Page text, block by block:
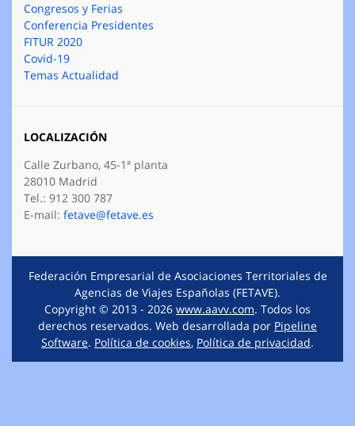
Congresos y Ferias
Conferencia Presidentes
FITUR 2020
Covid-19
Temas Actualidad
LOCALIZACIÓN
Calle Zurbano, 45-1ª planta
28010 Madrid
Tel.: 912 300 787
E-mail: fetave@fetave.es
Federación Empresarial de Asociaciones Territoriales de
Agencias de Viajes Españolas (FETAVE).
Copyright © 2013 - 2026 www.aavv.com. Todos los
derechos reservados. Web desarrollada por Pipeline
Software. Política de cookies, Política de privacidad.